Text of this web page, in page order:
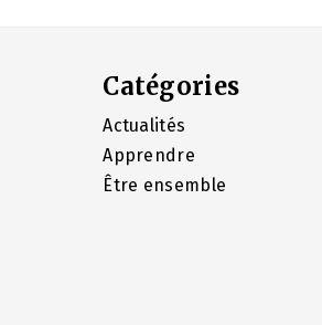
Catégories
Actualités
Apprendre
Être ensemble